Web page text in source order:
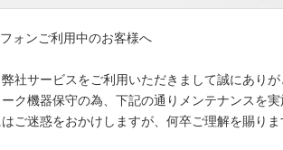
ォンご利用中のお客様へ
社サービスをご利用いただきまして誠にありが
ク機器保守の為、下記の通りメンテナンスを実
ご迷惑をおかけしますが、何卒ご理解を賜りま